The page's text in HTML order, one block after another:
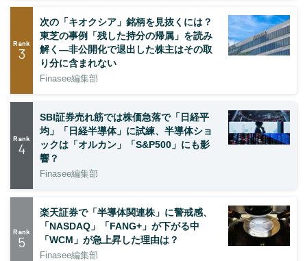
Rank
3
次の「キオクシア」銘柄を見抜くには？
東芝の事例「残した持分の帰属」を読み
解く—非公開化で退出した株主はその取
り分に含まれない
Finasee編集部
Rank
4
SBI証券売れ筋では株価急落で「日経平
均」「日経半導体」に試練、半導体ショ
ックは「オルカン」「S&P500」にも影
響？
Finasee編集部
Rank
5
楽天証券で「半導体関連株」に警戒感、
「NASDAQ」「FANG+」が下がる中
「WCM」が急上昇した理由は？
Finasee編集部